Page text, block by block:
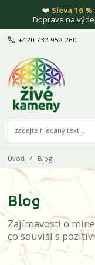
❤️ Sleva 16 %
Doprava na
+420 732 952 260
Úvod Blog
Blog
Zajímavosti o
co souvisí s